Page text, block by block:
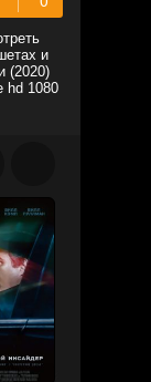
и
(2020)
hd 1080